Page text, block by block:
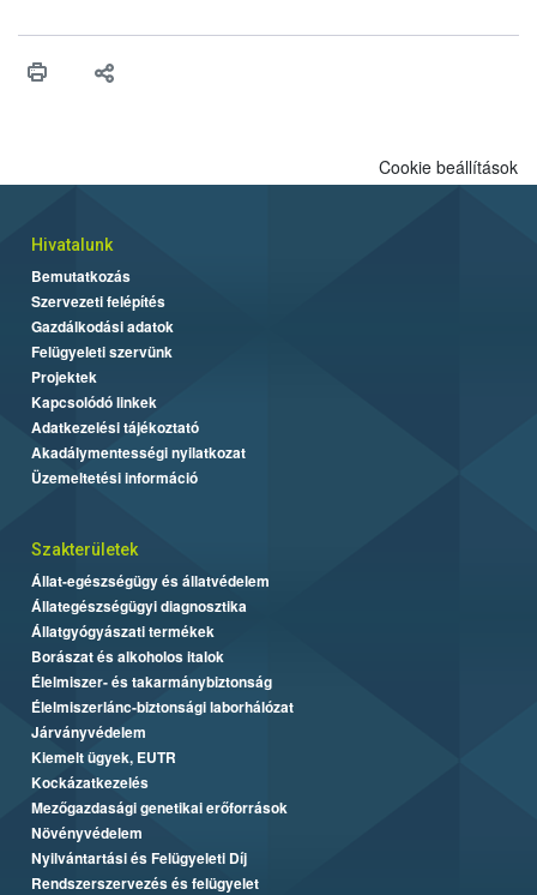
vonni az ebek viselkedésének megítélésében jártas szakértőt.
Cookie beállítások
Hivatalunk
Bemutatkozás
Szervezeti felépítés
Gazdálkodási adatok
Felügyeleti szervünk
Projektek
Kapcsolódó linkek
Adatkezelési tájékoztató
Akadálymentességi nyilatkozat
Üzemeltetési információ
Szakterületek
Állat-egészségügy és állatvédelem
Állategészségügyi diagnosztika
Állatgyógyászati termékek
Borászat és alkoholos italok
Élelmiszer- és takarmánybiztonság
Élelmiszerlánc-biztonsági laborhálózat
Járványvédelem
Kiemelt ügyek, EUTR
Kockázatkezelés
Mezőgazdasági genetikai erőforrások
Növényvédelem
Nyilvántartási és Felügyeleti Díj
Rendszerszervezés és felügyelet